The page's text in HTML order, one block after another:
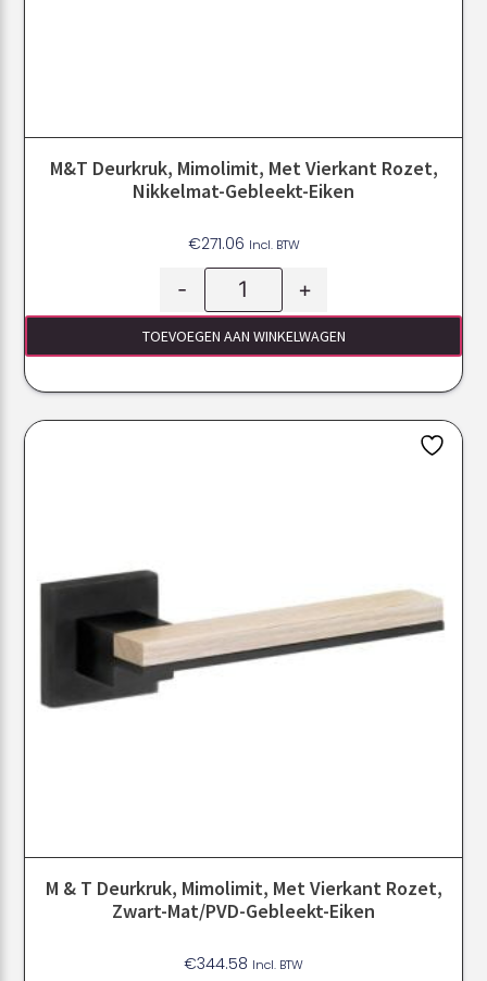
M&T Deurkruk, Mimolimit, Met Vierkant Rozet,
Nikkelmat-Gebleekt-Eiken
€271.06 Incl. BTW
- +
TOEVOEGEN AAN WINKELWAGEN
M & T Deurkruk, Mimolimit, Met Vierkant Rozet,
Zwart-Mat/PVD-Gebleekt-Eiken
€344.58 Incl. BTW